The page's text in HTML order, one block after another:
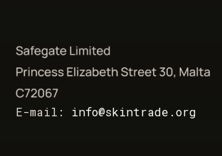
E-mail: info@skintrade.org